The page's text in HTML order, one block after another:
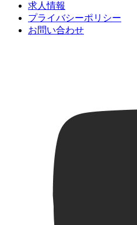
求人情報
プライバシーポリシー
お問い合わせ